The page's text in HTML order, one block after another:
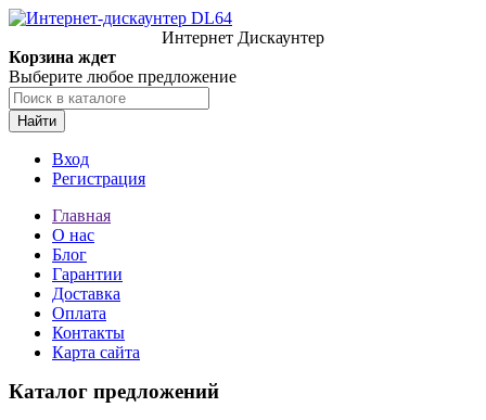
Интернет Дискаунтер
Корзина ждет
Выберите любое предложение
Найти
Вход
Регистрация
Главная
О нас
Блог
Гарантии
Доставка
Оплата
Контакты
Карта сайта
Каталог предложений